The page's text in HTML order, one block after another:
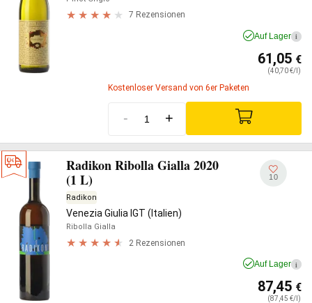
7 Rezensionen
Auf Lager i
61,05 €
(40,70 €/l)
Kostenloser Versand von 6er Paketen
- +
Radikon Ribolla Gialla 2020
(1 L)
Radikon
Venezia Giulia IGT (Italien)
Ribolla Gialla
2 Rezensionen
10
Auf Lager i
87,45 €
(87,45 €/l)